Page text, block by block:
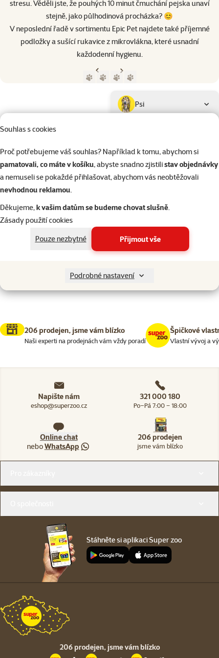
Souhlas s cookies
Proč potřebujeme váš souhlas? Například k tomu, abychom si
pamatovali, co máte v košíku, abyste snadno zjistilistav objednávky
a nemuseli se pokaždé přihlašovat, abychom vás neobtěžovali
nevhodnou reklamou.
Děkujeme,k vašim datům se budeme chovat slušně.
Zásady použití cookies
Pouze nezbytné
Přijmout vše
Podrobné nastavení
stresu. Věděli jste, že pouhých 10 minut čmuchání pejska unaví
stejně, jako půlhodinová procházka? 😊
V neposlední řadě v sortimentu Epic Pet najdete také příjemné
podložky a sušící rukavice z mikrovlákna, které usnadní
každodenní hygienu.
Předchozí stranaNásledující strana
Podkategorie
Psi
Drobní savci
Kočky > Potřeby pro péči o
Nenalezeny žádné produkty
206 prodejen, jsme vám blízko
Naši experti na prodejnách vám vždy poradí
Špičkové
Vlastní vývoj a
Napište nám
eshop@superzoo.cz
321 000 180
Po–Pá 7:00 – 18:00
Online chat
neboWhatsApp
206 prodejen
jsme vám blízko
Stáhněte si aplikaci Super zoo
206 prodejen, jsme vám blízko